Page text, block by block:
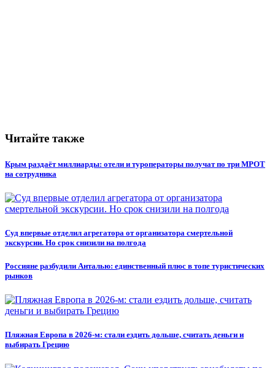
Читайте также
Крым раздаёт миллиарды: отели и туроператоры получат по три МРОТ
на сотрудника
Суд впервые отделил агрегатора от организатора смертельной
экскурсии. Но срок снизили на полгода
Россияне разбудили Анталью: единственный плюс в топе туристических
рынков
Пляжная Европа в 2026-м: стали ездить дольше, считать деньги и
выбирать Грецию